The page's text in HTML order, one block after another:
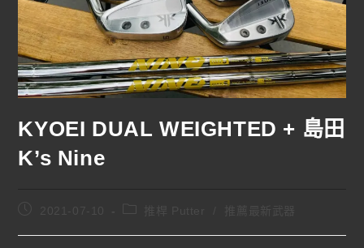
KYOEI DUAL WEIGHTED + 島田
K’s Nine